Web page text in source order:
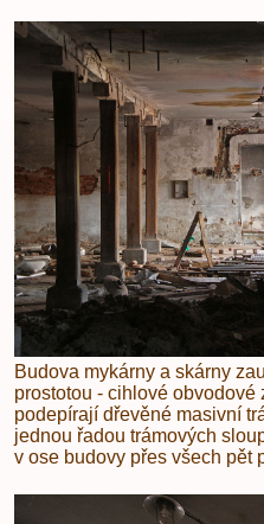
Budova mykárny a skárny
prostotou - cihlové
podepírají dřevěné masivní
jednou řadou trámových
v ose budovy přes všech pět